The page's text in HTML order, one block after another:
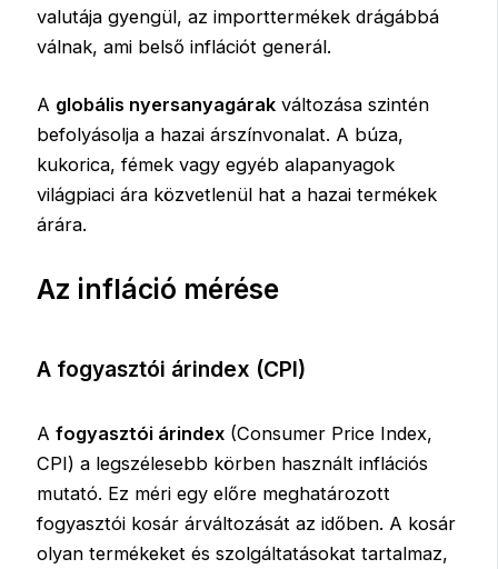
valutája gyengül, az importtermékek drágábbá
válnak, ami belső inflációt generál.
A globális nyersanyagárak változása szintén
befolyásolja a hazai árszínvonalat. A búza,
kukorica, fémek vagy egyéb alapanyagok
világpiaci ára közvetlenül hat a hazai termékek
árára.
Az infláció mérése
A fogyasztói árindex (CPI)
Afogyasztói árindex (Consumer Price Index,
CPI) a legszélesebb körben használt inflációs
mutató. Ez méri egy előre meghatározott
fogyasztói kosár árváltozását az időben. A kosár
olyan termékeket és szolgáltatásokat tartalmaz,